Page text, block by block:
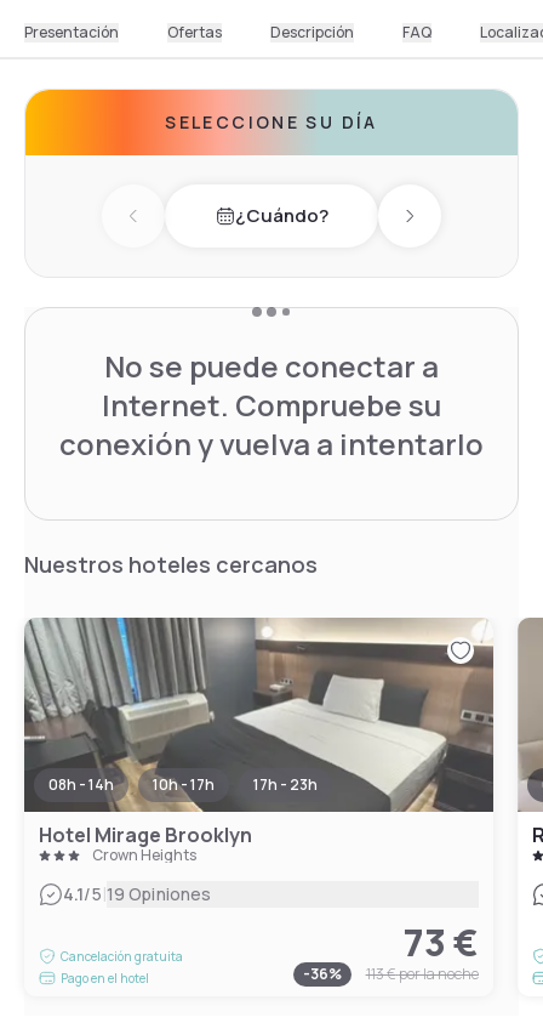
Presentación Ofertas Descripción FAQ
SELECCIONE SU DÍA
Previous day¿Cuándo? Next day
No se puede conectar a
Internet. Compruebe su
conexión y vuelva a intentarlo
Nuestros hoteles cercanos
08h - 14h 10h - 17h 17h - 23h
Hotel Mirage Brooklyn
Crown Heights
4.1/5|19 Opiniones
Cancelación gratuita
Pago en el hotel
73 €
-36% 113 €por la noche